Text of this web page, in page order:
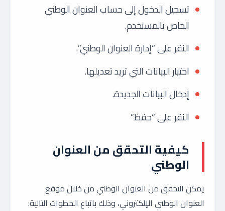
تسجيل الدخول إلى حساب العنوان الوطني
الخاص بالمستخدم.
النقر على “إدارة العنوان الوطني”.
اختيار البيانات التي تريد تعديلها.
إدخال البيانات الجديدة.
النقر على “حفظ”
كيفية التحقق من العنوان
الوطني
يمكن التحقق من العنوان الوطني من خلال موقع
العنوان الوطني الإلكتروني، وذلك باتباع الخطوات التالية: